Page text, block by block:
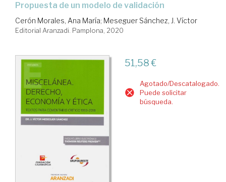
propuesta de un modelo de validación
Cerón Morales, Ana María; Meseguer Sánchez, J. Víctor
Editorial Aranzadi. Pamplona, 2020
51,58 €
Agotado/Descatalogado.
Puede solicitar
búsqueda.